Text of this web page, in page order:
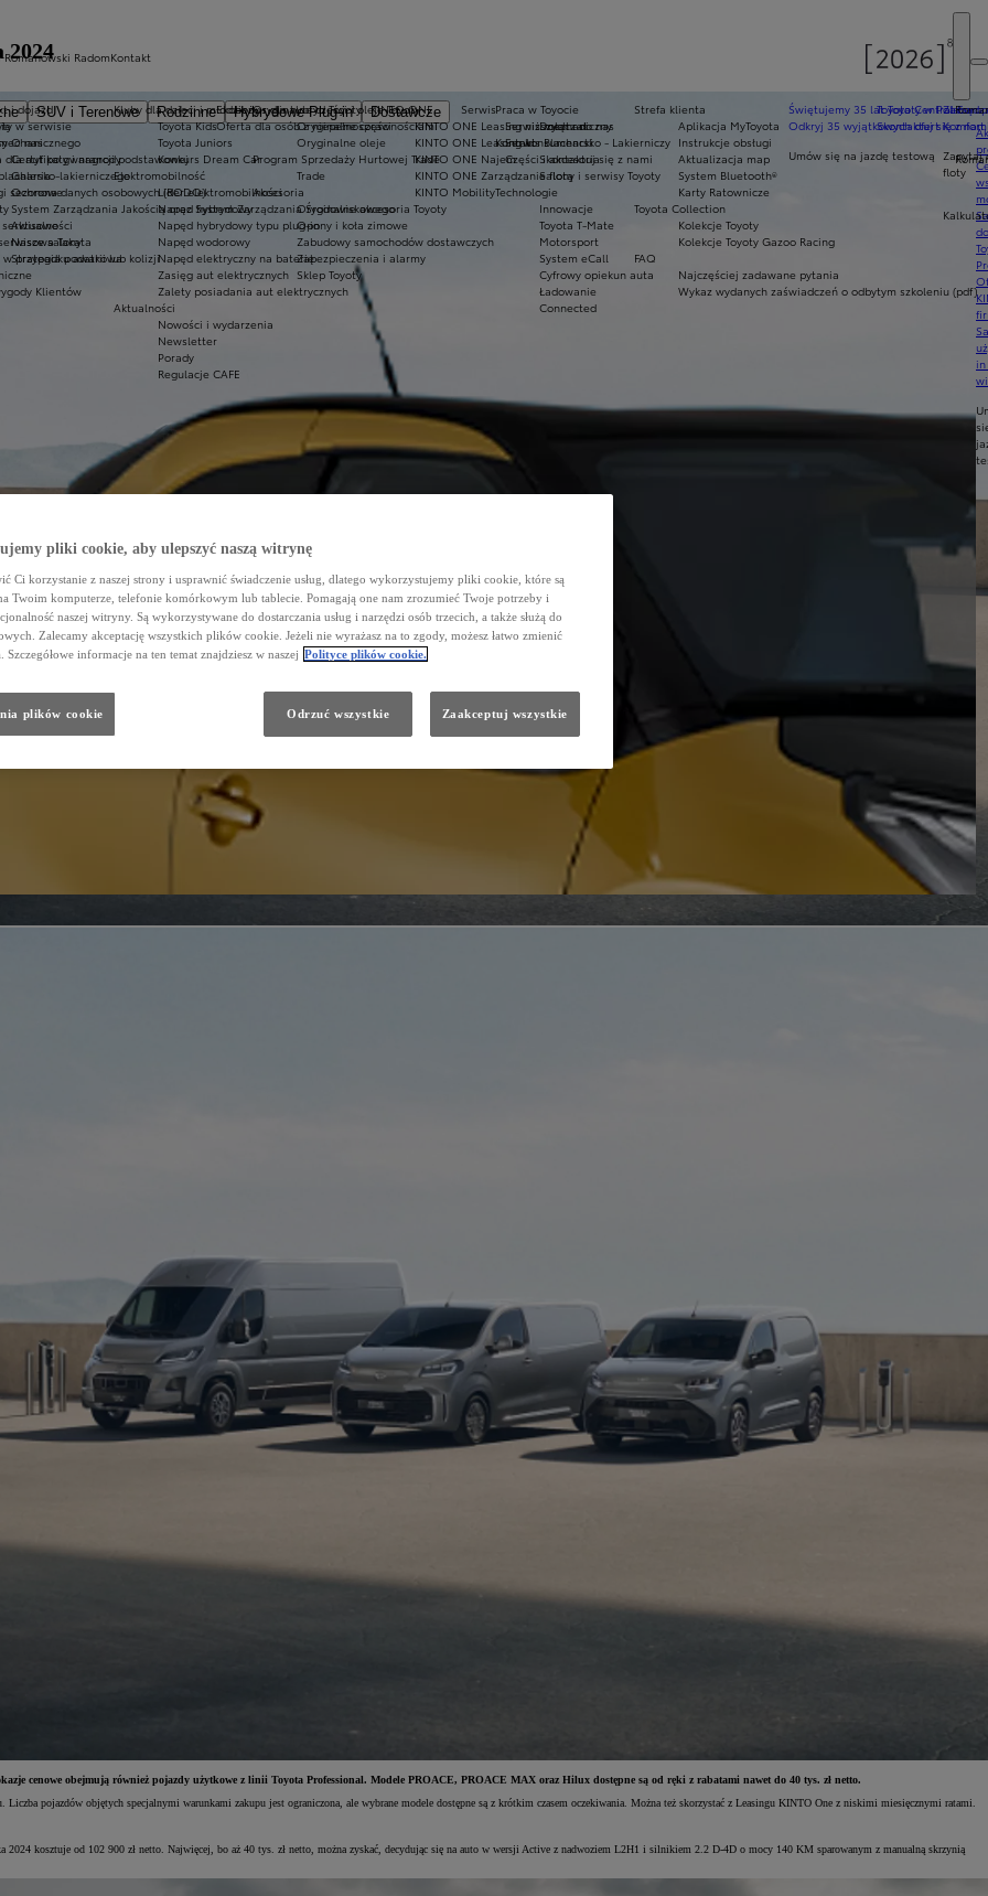
SUV i Terenowe Rodzinne Hybrydowe Plug-in
Dostawcze
Ekobonus dla hybryd Toyoty
Oferta dla osób z niepełnosprawnościami
Świętujemy 35 lat Toyoty w Polsce
Odkryj 35 wyjątkowych ofert
Umów się na jazdę testową
Kluby dla dzieci i młodzieży
Toyota Kids
Toyota Juniors
Konkurs Dream Car
Elektromobilność
Lider elektromobilności
Napęd hybrydowy
Napęd hybrydowy typu plug-in
Napęd wodorowy
Napęd elektryczny na baterię
Zasięg aut elektrycznych
Zalety posiadania aut elektrycznych
Aktualności
Nowości i wydarzenia
Newsletter
Porady
Regulacje CAFE
Praca w Toyocie
Dołącz do nas
Kontakt
Skontaktuj się z nami
Salony i serwisy Toyoty
Technologie
Innowacje
Toyota T-Mate
Motorsport
System eCall
Cyfrowy opiekun auta
Ładowanie
Connected
Toyota Central
Skontaktuj się z
KINTO ONE
KINTO ONE Leasing niższych rat
KINTO ONE Leasing konsumencki
KINTO ONE Najem
KINTO ONE Zarządzanie flotą
KINTO Mobility
Komfort
Zapytaj
floty
w serwisie
dla aut po gwarancji podstawowej
lakierniczego
sezonowe
serwisowe
Takata
w przypadku awarii lub kolizji
Klientów
Oryginalne części i oleje Toyoty
Oryginalne części
Oryginalne oleje
Program Sprzedaży Hurtowej Trade
Trade
Akcesoria
Oryginalne akcesoria Toyoty
Opony i koła zimowe
Zabudowy samochodów dostawczych
Zabezpieczenia i alarmy
Sklep Toyoty
Strefa klienta
Aplikacja MyToyota
Instrukcje obsługi
Aktualizacja map
System Bluetooth®
Karty Ratownicze
Toyota Collection
Kolekcje Toyoty
Kolekcje Toyoty Gazoo Racing
FAQ
Najczęściej zadawane pytania
Wykaz wydanych zaświadczeń o odbytym szkoleniu (pdf)
Romanowski Radom
i dojazd
O nas
Certyfikaty i nagrody
Galeria
Ochrona danych osobowych (RODO)
System Zarządzania Jakością oraz System Zarządzania Środowiskowego
Aktualności
Nasze salony
Strategia podatkowa
Serwis
Serwis mechaniczny
Serwis Blacharsko - Lakierniczy
Części i akcesoria
Kontakt
2024
cenowe obejmują również pojazdy użytkowe z linii Toyota Professional. Modele PROACE, PROACE MAX oraz Hilux dostępne są od ręki z rabatami nawet do 40 tys. zł netto.
pojazdów objętych specjalnymi warunkami zakupu jest ograniczona, ale wybrane modele dostępne są z krótkim czasem oczekiwania. Można też skorzystać z Leasingu KINTO One z niskimi miesięcznymi ratami.
kosztuje od 102 900 zł netto. Najwięcej, bo aż 40 tys. zł netto, można zyskać, decydując się na auto w wersji Active z nadwoziem L2H1 i silnikiem 2.2 D-4D o mocy 140 KM sparowanym z manualną skrzynią
pliki cookie, aby ulepszyć naszą witrynę
Ci korzystanie z naszej strony i usprawnić świadczenie usług, dlatego wykorzystujemy pliki cookie, które są
Twoim komputerze, telefonie komórkowym lub tablecie. Pomagają one nam zrozumieć Twoje potrzeby i
naszej witryny. Są wykorzystywane do dostarczania usług i narzędzi osób trzecich, a także służą do
Zalecamy akceptację wszystkich plików cookie. Jeżeli nie wyrażasz na to zgody, możesz łatwo zmienić
Szczegółowe informacje na ten temat znajdziesz w naszej Polityce plików cookie.
plików cookie Odrzuć wszystkie Zaakceptuj wszystkie